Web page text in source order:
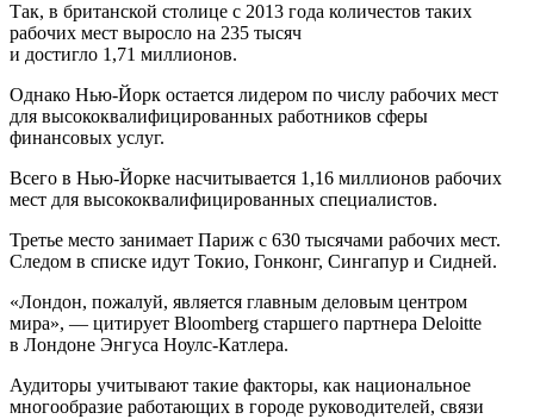
Так, в британской столице с 2013 года количестов таких
рабочих мест выросло на 235 тысяч
и достигло 1,71 миллионов.
Однако Нью-Йорк остается лидером по числу рабочих мест
для высококвалифицированных работников сферы
финансовых услуг.
Всего в Нью-Йорке насчитывается 1,16 миллионов рабочих
мест для высококвалифицированных специалистов.
Третье место занимает Париж с 630 тысячами рабочих мест.
Следом в списке идут Токио, Гонконг, Сингапур и Сидней.
«Лондон, пожалуй, является главным деловым центром
мира», — цитирует Bloomberg старшего партнера Deloitte
в Лондоне Энгуса Ноулс-Катлера.
Аудиторы учитывают такие факторы, как национальное
многообразие работающих в городе руководителей, связи